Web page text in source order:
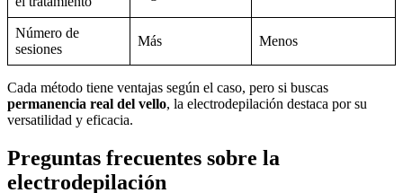
Número de
sesiones
Más Menos
Cada método tiene ventajas según el caso, pero si buscas
permanencia real del vello, la electrodepilación destaca por su
versatilidad y eficacia.
Preguntas frecuentes sobre la
electrodepilación